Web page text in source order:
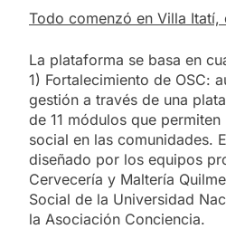
Todo comenzó en Villa Itatí,
La plataforma se basa en
1) Fortalecimiento de OSC:
gestión a través de una
de 11 módulos que
social en las comunidades.
diseñado por los equipos
Cervecería y Maltería
Social de la Universidad
la Asociación Conciencia.